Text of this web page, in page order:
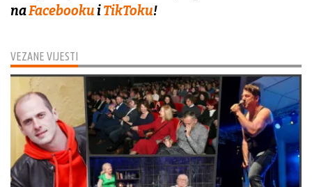
VEZANE VIJESTI
naFacebooku iTikToku!